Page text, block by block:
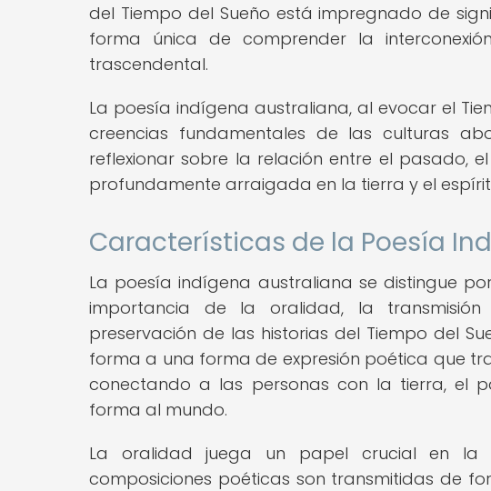
del Tiempo del Sueño está impregnado de
forma única de comprender la
trascendental.
La poesía indígena australiana, al evocar el
creencias fundamentales de las culturas
reflexionar sobre la relación entre el pasado,
profundamente arraigada en la tierra y el
Características de la Poesía
La poesía indígena australiana se distingue
importancia de la oralidad, la
preservación de las historias del Tiempo del
forma a una forma de expresión poética que
conectando a las personas con la tierra, el
forma al mundo.
La oralidad juega un papel crucial en la
composiciones poéticas son transmitidas de